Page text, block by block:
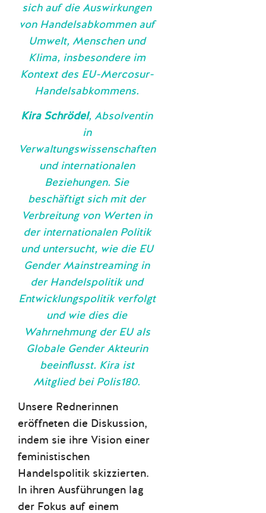
sich auf die Auswirkungen
von Handelsabkommen auf
Umwelt, Menschen und
Klima, insbesondere im
Kontext des EU-Mercosur-
Handelsabkommens.
Kira Schrödel, Absolventin
in
Verwaltungswissenschaften
und internationalen
Beziehungen. Sie
beschäftigt sich mit der
Verbreitung von Werten in
der internationalen Politik
und untersucht, wie die EU
Gender Mainstreaming in
der Handelspolitik und
Entwicklungspolitik verfolgt
und wie dies die
Wahrnehmung der EU als
Globale Gender Akteurin
beeinflusst. Kira ist
Mitglied bei Polis180.
Unsere Rednerinnen
eröffneten die Diskussion,
indem sie ihre Vision einer
feministischen
Handelspolitik skizzierten.
In ihren Ausführungen lag
der Fokus auf einem